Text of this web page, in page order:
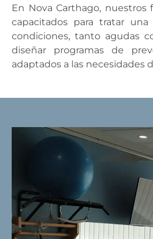
En Nova Carthago, nuestros
capacitados para tratar
condiciones, tanto agudas
diseñar programas de
adaptados a las necesidades